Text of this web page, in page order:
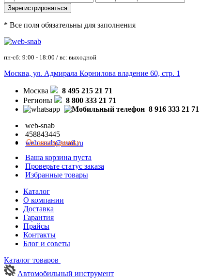
* Все поля обязательны для заполнения
пн-сб: 9:00 - 18:00 / вс: выходной
Москва, ул. Адмирала Корнилова владение 60, стр. 1
Москва
8 495 215 21 71
Регионы
8 800 333 21 71
8 916 333 21 71
web-snab
458843445
web-snab@mail.ru
Оставить заявку
Ваша корзина пуста
Проверьте статус заказа
Избранные товары
Каталог
О компании
Доставка
Гарантия
Прайсы
Контакты
Блог и советы
Каталог товаров
Автомобильный инструмент